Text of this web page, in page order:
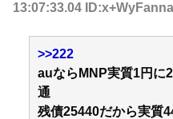
13:07:33.04 ID:x+WyFanna
>>222
auならMNP実質1円に
通
残債25440だから実質